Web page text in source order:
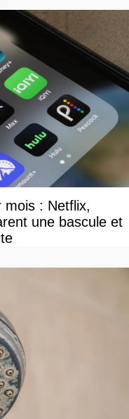
mois : Netflix,
une bascule et